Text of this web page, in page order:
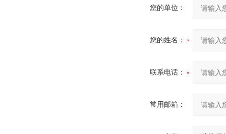
您的单位：
您的姓名：
联系电话：
常用邮箱：